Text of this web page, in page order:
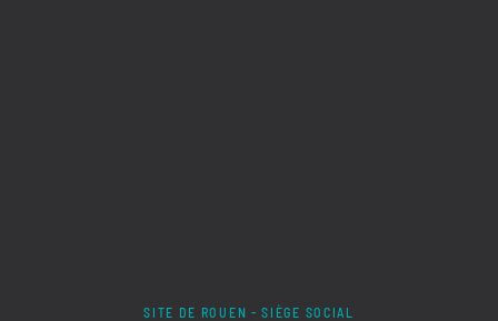
SITE DE ROUEN - SIÈGE SOCIAL